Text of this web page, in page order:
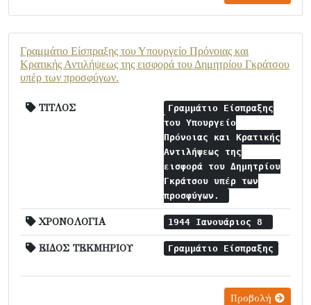
Γραμμάτιο Είσπραξης του Υπουργείο Πρόνοιας και
Κρατικής Αντιλήψεως της εισφορά του Δημητρίου Γκράτσου
υπέρ των προσφύγων.
ΤΙΤΛΟΣ
Γραμμάτιο Είσπραξης
του Υπουργείο
Πρόνοιας και Κρατικής
Αντιλήψεως της
εισφορά του Δημητρίου
Γκράτσου υπέρ των
προσφύγων.
ΧΡΟΝΟΛΟΓΙΑ 1944 Ιανουάριος 8
ΕΙΔΟΣ ΤΕΚΜΗΡΙΟΥ Γραμμάτιο Είσπραξης
Προβολή